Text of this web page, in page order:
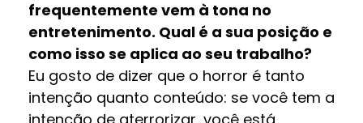
frequentemente vem à tona no
entretenimento. Qual é a sua posição e
como isso se aplica ao seu trabalho?
Eu gosto de dizer que o horror é tanto
intenção quanto conteúdo: se você tem a